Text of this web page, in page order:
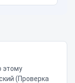
этому
(Проверка